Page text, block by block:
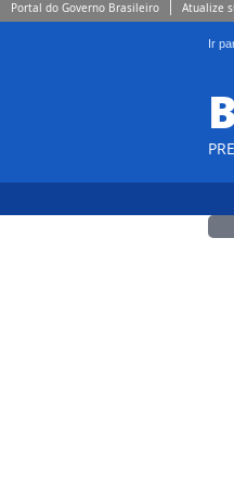
Portal do Governo Brasileiro Atualize
Ir